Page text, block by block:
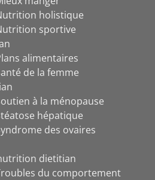
holistique
sportive
alimentaires
de la femme
à la ménopause
hépatique
des ovaires
dietitian
du comportement